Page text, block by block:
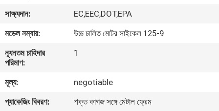
কারখানা
ভ্রমণ
নিয়ন্ত্রণ
সাক্ষ্যদান:
EC,EEC,DOT,EPA
মডেল নম্বার:
উচ্চ চালিত মোটর সাইকেল 125-9
ন্যূনতম চাহিদার
পরিমাণ:
1
মূল্য:
negotiable
প্যাকেজিং বিবরণ:
শক্ত কাগজ সঙ্গে মেটাল ফ্রেম